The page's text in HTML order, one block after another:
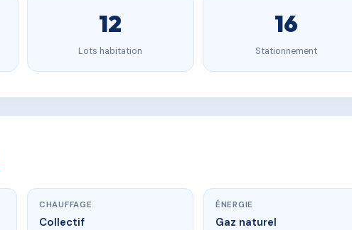
12
Lots habitation
16
Stationnement
CHAUFFAGE
Collectif
ÉNERGIE
Gaz naturel